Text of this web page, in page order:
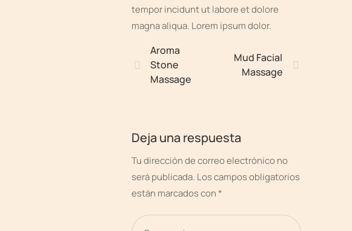
tempor incidunt ut labore et dolore
magna aliqua. Lorem ipsum dolor.
Aroma
Stone
Massage
Mud Facial
Massage
Deja una respuesta
Tu dirección de correo electrónico no
será publicada. Los campos obligatorios
están marcados con*